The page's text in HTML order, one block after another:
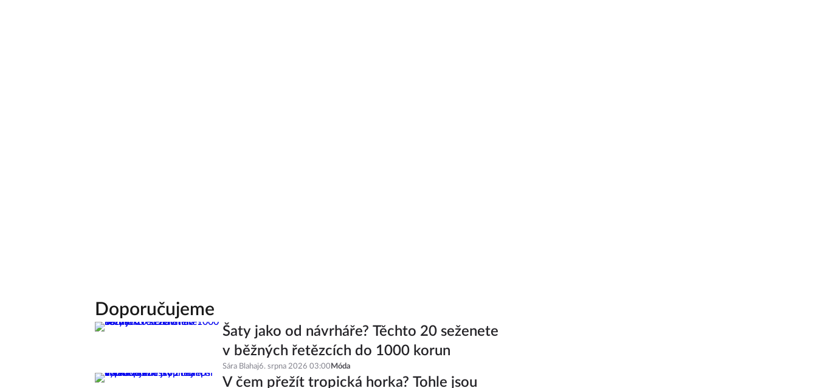
Doporučujeme
Šaty jako od návrháře? Těchto 20 seženete
v běžných řetězcích do 1000 korun
Sára Blahaj6. srpna 2026 03:00 Móda
V čem přežít tropická horka? Tohle jsou